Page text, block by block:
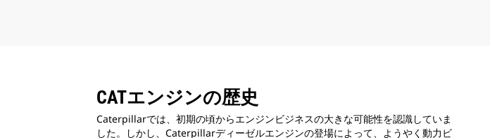
CATエンジンの歴史
Caterpillarでは、初期の頃からエンジンビジネスの大きな可能性を認識していま
した。しかし、Caterpillarディーゼルエンジンの登場によって、ようやく動力ビ